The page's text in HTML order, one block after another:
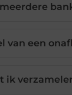
van een
ik